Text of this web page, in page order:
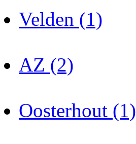
Velden (1)
AZ (2)
Oosterhout (1)